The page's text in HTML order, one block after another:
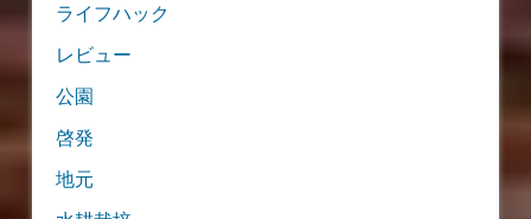
ライフハック
レビュー
公園
啓発
地元